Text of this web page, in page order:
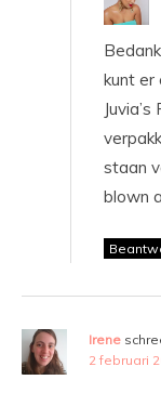
kunt er
staan
blown
Irene
2 februari